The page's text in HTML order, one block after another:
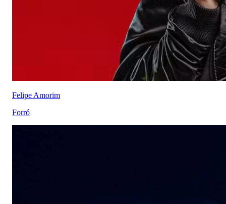
Felipe Amorim
Forró